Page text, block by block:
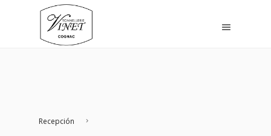
Recepción